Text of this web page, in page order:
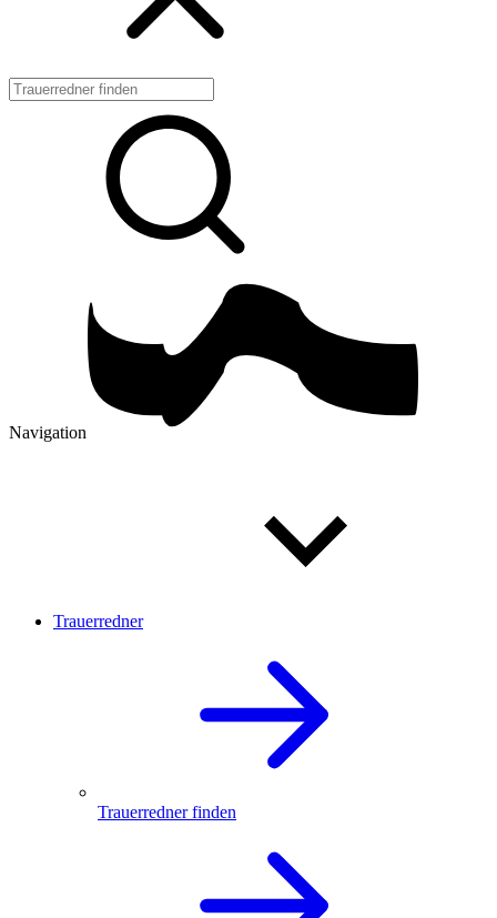
Navigation
Trauerredner
Trauerredner finden